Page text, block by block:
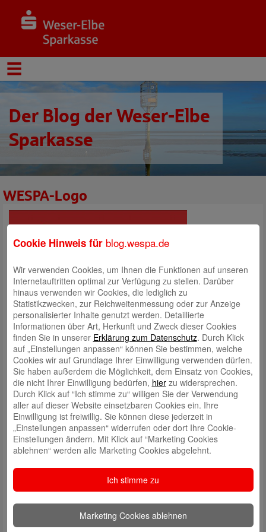
Der Blog der Weser-Elbe
Sparkasse
WESPA-Logo
Schreibe einen Kommentar
Deine E-Mail-Adresse wird nicht veröffentlicht. Erforderliche Felder
sind mit *markiert
Website
Meinen Namen, meine E-Mail-Adresse und meine Website in
Cookie Hinweis für blog.wespa.de
Wir verwenden Cookies, um Ihnen die Funktionen auf unseren
Internetauftritten optimal zur Verfügung zu stellen. Darüber
hinaus verwenden wir Cookies, die lediglich zu
Statistikzwecken, zur Reichweitenmessung oder zur Anzeige
personalisierter Inhalte genutzt werden. Detaillierte
Informationen über Art, Herkunft und Zweck dieser Cookies
finden Sie in unserer Erklärung zum Datenschutz. Durch Klick
auf „Einstellungen anpassen“ können Sie bestimmen, welche
Cookies wir auf Grundlage Ihrer Einwilligung verwenden dürfen.
Sie haben außerdem die Möglichkeit, dem Einsatz von Cookies,
die nicht Ihrer Einwilligung bedürfen, hierzu widersprechen.
Durch Klick auf “Ich stimme zu“ willigen Sie der Verwendung
aller auf dieser Website einsetzbaren Cookies ein. Ihre
Einwilligung ist freiwillig. Sie können diese jederzeit in
„Einstellungen anpassen“ widerrufen oder dort Ihre Cookie-
Einstellungen ändern. Mit Klick auf “Marketing Cookies
ablehnen“ werden alle Marketing Cookies abgelehnt.
Ich stimme zu
Marketing Cookies ablehnen